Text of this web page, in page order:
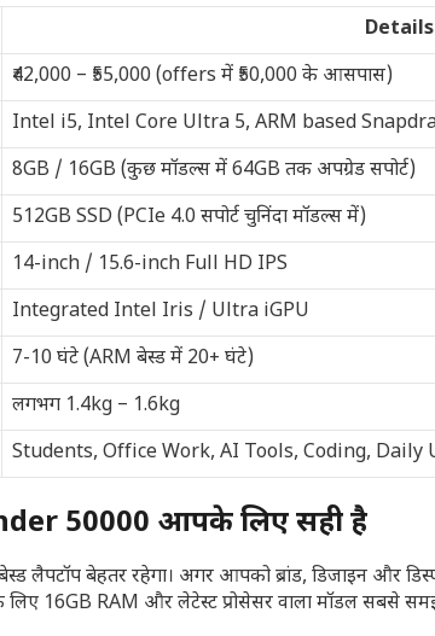
Details
₹42,000 – ₹55,000 (offers में ₹50,000 के आसपास)
Intel i5, Intel Core Ultra 5, ARM based
8GB / 16GB (कुछ मॉडल्स में 64GB तक अपग्रेड सपोर्ट)
512GB SSD (PCIe 4.0 सपोर्ट चुनिंदा मॉडल्स में)
14-inch / 15.6-inch Full HD IPS
Integrated Intel Iris / Ultra iGPU
7-10 घंटे (ARM बेस्ड में 20+ घंटे)
लगभग 1.4kg – 1.6kg
Students, Office Work, AI Tools, Coding, Daily
50000 आपके लिए सही है
लैपटॉप बेहतर रहेगा। अगर आपको ब्रांड, डिजाइन और
लिए 16GB RAM और लेटेस्ट प्रोसेसर वाला मॉडल सबसे